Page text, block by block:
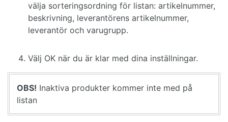
välja sorteringsordning för listan: artikelnummer,
beskrivning, leverantörens artikelnummer,
leverantör och varugrupp.
Välj OK när du är klar med dina inställningar.
OBS! Inaktiva produkter kommer inte med på
listan